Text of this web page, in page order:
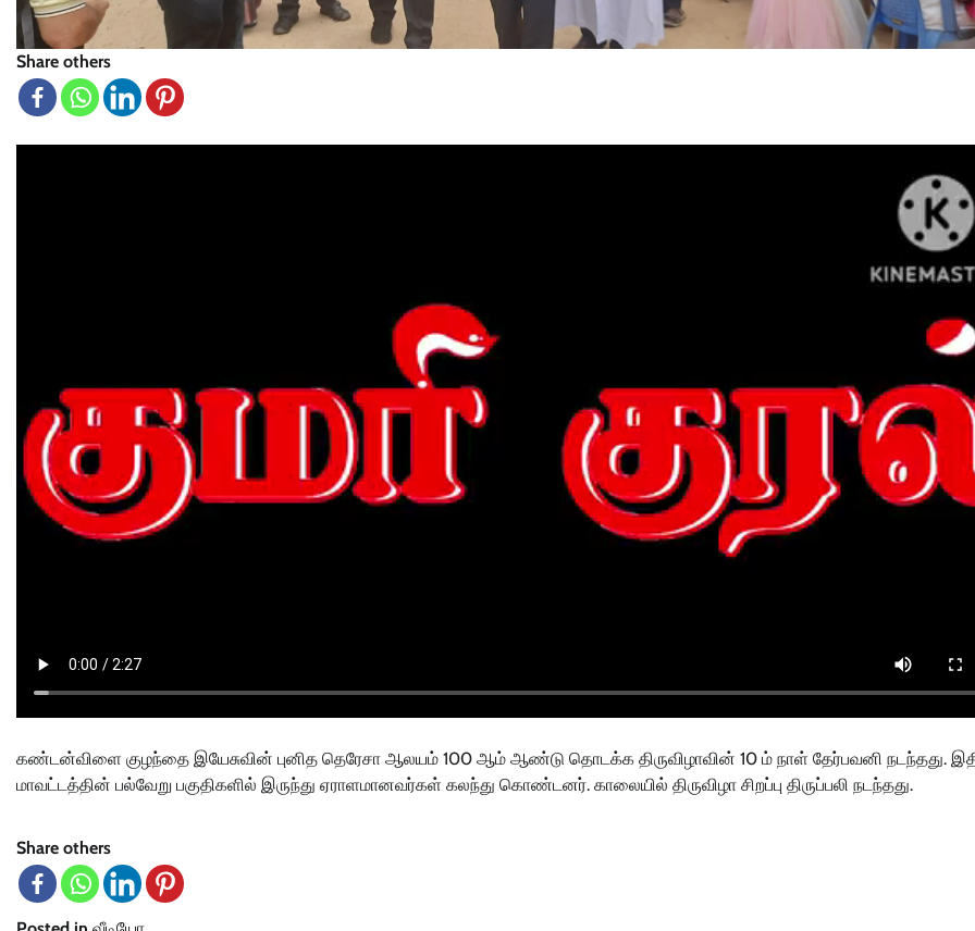
Share others
கண்டன்விளை குழந்தை இயேசுவின் புனித தெரேசா ஆலயம் 100 ஆம் ஆண்டு தொடக்க திருவிழாவின் 10 ம் நாள் தேர்பவனி நடந்தது.
மாவட்டத்தின் பல்வேறு பகுதிகளில் இருந்து ஏராளமானவர்கள் கலந்து கொண்டனர். காலையில் திருவிழா சிறப்பு திருப்பலி நடந்தது.
Share others